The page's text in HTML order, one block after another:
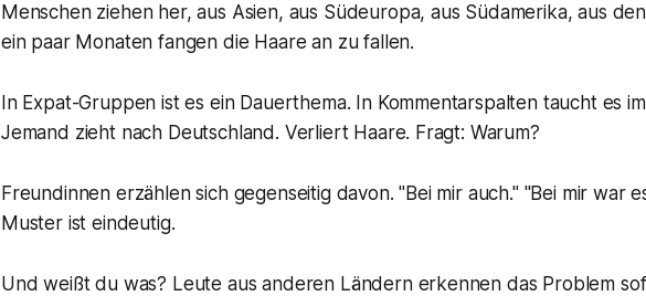
Menschen ziehen her, aus Asien, aus Südeuropa, aus Südamerika, aus
ein paar Monaten fangen die Haare an zu fallen.
In Expat-Gruppen ist es ein Dauerthema. In Kommentarspalten taucht es
Jemand zieht nach Deutschland. Verliert Haare. Fragt: Warum?
Freundinnen erzählen sich gegenseitig davon. "Bei mir auch." "Bei mir war
Muster ist eindeutig.
Und weißt du was? Leute aus anderen Ländern erkennen das Problem